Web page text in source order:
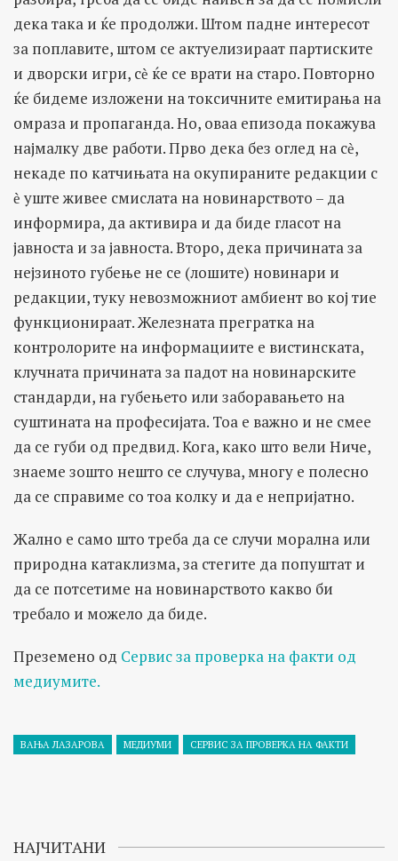
дека така и ќе продолжи. Штом падне интересот
за поплавите, штом се актуелизираат партиските
и дворски игри, сѐ ќе се врати на старо. Повторно
ќе бидеме изложени на токсичните емитирања на
омраза и пропаганда. Но, оваа епизода покажува
најмалку две работи. Прво дека без оглед на сѐ,
некаде по катчињата на окупираните редакции с
ѐ уште живее смислата на новинарството – да
информира, да активира и да биде гласот на
јавноста и за јавноста. Второ, дека причината за
нејзиното губење не се (лошите) новинари и
редакции, туку невозможниот амбиент во кој тие
функционираат. Железната прегратка на
контролорите на информациите е вистинската,
клучната причината за падот на новинарските
стандарди, на губењето или заборавањето на
суштината на професијата. Тоа е важно и не смее
да се губи од предвид. Кога, како што вели Ниче,
знаеме зошто нешто се случува, многу е полесно
да се справиме со тоа колку и да е непријатно.
Жално е само што треба да се случи морална или
природна катаклизма, за стегите да попуштат и
да се потсетиме на новинарството какво би
требало и можело да биде.
Преземено од Сервис за проверка на факти од
медиумите.
ВАЊА ЛАЗАРОВА МЕДИУМИ СЕРВИС ЗА ПРОВЕРКА НА ФАКТИ
НАЈЧИТАНИ